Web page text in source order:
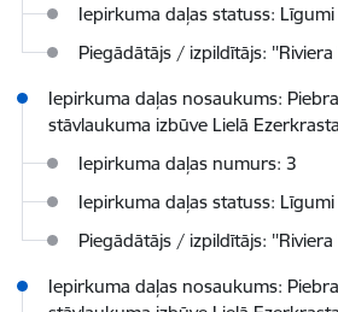
Iepirkuma daļas statuss:
Piegādātājs / izpildītājs: ''Riviera
Iepirkuma daļas nosaukums:
stāvlaukuma izbūve Lielā
Iepirkuma daļas numurs: 3
Iepirkuma daļas statuss:
Piegādātājs / izpildītājs: ''Riviera
Iepirkuma daļas nosaukums: